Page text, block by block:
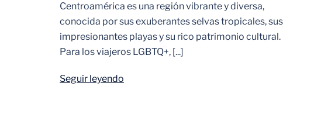
Centroamérica es una región vibrante y diversa,
conocida por sus exuberantes selvas tropicales, sus
impresionantes playas y su rico patrimonio cultural.
Para los viajeros LGBTQ+, [...]
Seguir leyendo